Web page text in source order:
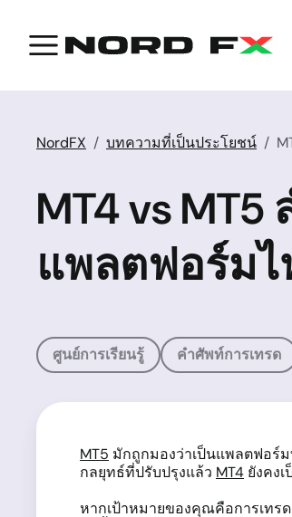
NordFX บทความที่เป็นประโยชน์
MT4 vs
แพลตฟอร์มไ
ศูนย์การเรียนรู้ คำศัพท์การเทรด
MT5 มักถูกมองว่าเป็นแพลตฟอร์ม
กลยุทธ์ที่ปรับปรุงแล้ว MT4 ยังคง
หากเป้าหมายของคุณคือการเทรด